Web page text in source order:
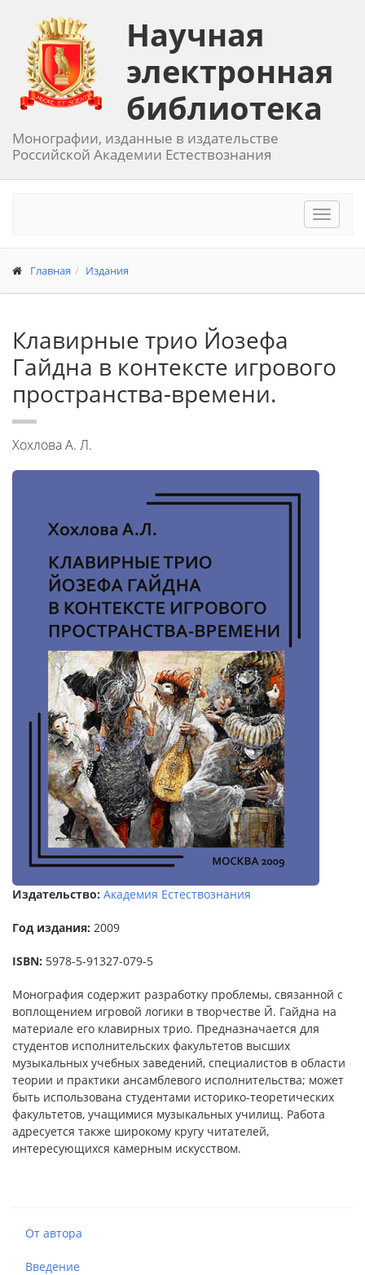
Научная
электронная
библиотека
Монографии, изданные в издательстве
Российской Академии Естествознания
Toggle
Главная Издания
Клавирные трио Йозефа
Гайдна в контексте игрового
пространства-времени.
Хохлова А. Л.
Издательство: Академия Естествознания
Год издания: 2009
ISBN: 5978-5-91327-079-5
Монография содержит разработку проблемы, связанной с
воплощением игровой логики в творчестве Й. Гайдна на
материале его клавирных трио. Предназначается для
студентов исполнительских факультетов высших
музыкальных учебных заведений, специалистов в области
теории и практики ансамблевого исполнительства; может
быть использована студентами историко-теоретических
факультетов, учащимися музыкальных училищ. Работа
адресуется также широкому кругу читателей,
интересующихся камерным искусством.
От автора
Введение